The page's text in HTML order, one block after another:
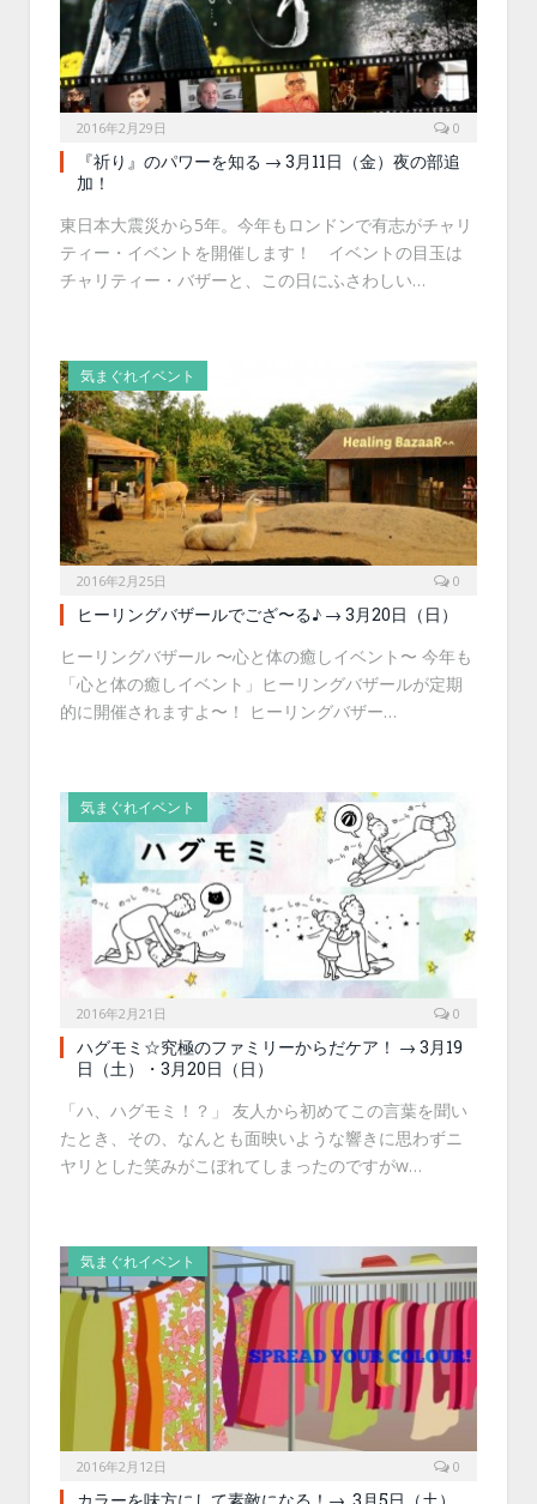
2016年2月29日 0
『祈り』のパワーを知る → 3月11日（金）夜の部追
加！
東日本大震災から5年。今年もロンドンで有志がチャリ
ティー・イベントを開催します！ イベントの目玉は
チャリティー・バザーと、この日にふさわしい…
気まぐれイベント
2016年2月25日 0
ヒーリングバザールでござ〜る♪ → 3月20日（日）
ヒーリングバザール 〜心と体の癒しイベント〜 今年も
「心と体の癒しイベント」ヒーリングバザールが定期
的に開催されますよ〜！ ヒーリングバザー…
気まぐれイベント
2016年2月21日 0
ハグモミ☆究極のファミリーからだケア！ → 3月19
日（土）・3月20日（日）
「ハ、ハグモミ！？」 友人から初めてこの言葉を聞い
たとき、その、なんとも面映いような響きに思わずニ
ヤリとした笑みがこぼれてしまったのですがw…
気まぐれイベント
2016年2月12日 0